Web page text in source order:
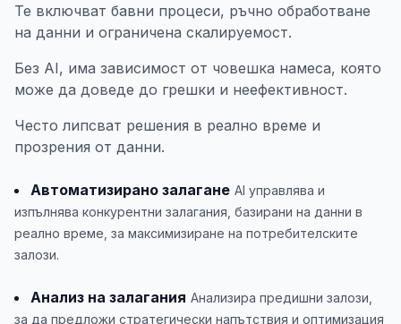
Те включват бавни процеси, ръчно обработване
на данни и ограничена скалируемост.
Без AI, има зависимост от човешка намеса, която
може да доведе до грешки и неефективност.
Често липсват решения в реално време и
прозрения от данни.
Автоматизирано залагане AI управлява и
изпълнява конкурентни залагания, базирани на данни в
реално време, за максимизиране на потребителските
залози.
Анализ на залагания Анализира предишни залози,
за да предложи стратегически напътствия и оптимизация